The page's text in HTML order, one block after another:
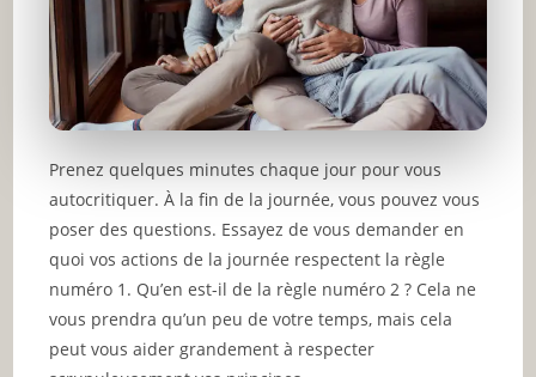
Prenez quelques minutes chaque jour pour vous
autocritiquer. À la fin de la journée, vous pouvez vous
poser des questions. Essayez de vous demander en
quoi vos actions de la journée respectent la règle
numéro 1. Qu’en est-il de la règle numéro 2 ? Cela ne
vous prendra qu’un peu de votre temps, mais cela
peut vous aider grandement à respecter